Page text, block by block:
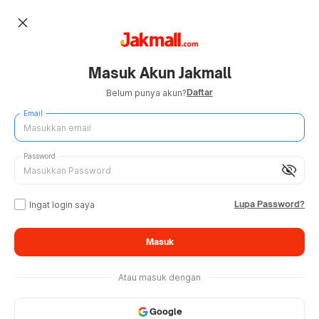
close
Masuk Akun Jakmall
Belum punya akun?Daftar
Email
visibility_off
Password
Ingat login saya Lupa Password?
Masuk
Atau masuk dengan
Google